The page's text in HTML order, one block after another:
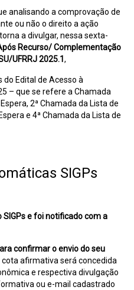
analisando a comprovação de
ou não o direito a ação
a divulgar, nessa sexta-
Recurso/ Complementação
UFRRJ 2025.1 ,
Edital de Acesso à
– que se refere a Chamada
2ª Chamada da Lista de
e 4ª Chamada da Lista de
SIGPs
SIGPs e foi notificado com a
confirmar o envio do seu
cota afirmativa será concedida
e respectiva divulgação
ou e-mail cadastrado